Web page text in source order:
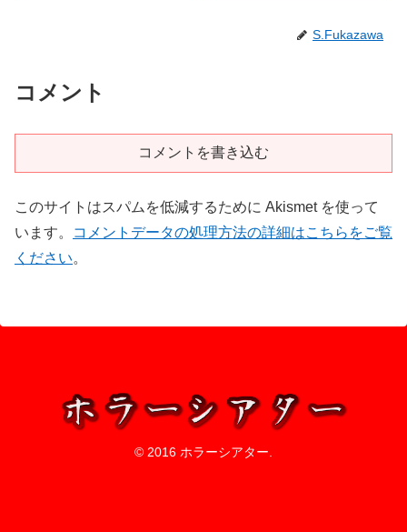
S.Fukazawa
コメント
コメントを書き込む
このサイトはスパムを低減するために Akismet を使って
います。
コメントデータの処理方法の詳細はこちらをご覧
ください。
© 2016 ホラーシアター.